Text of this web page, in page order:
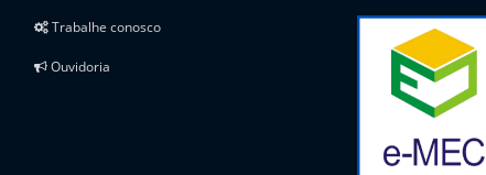
Trabalhe conosco
Ouvidoria